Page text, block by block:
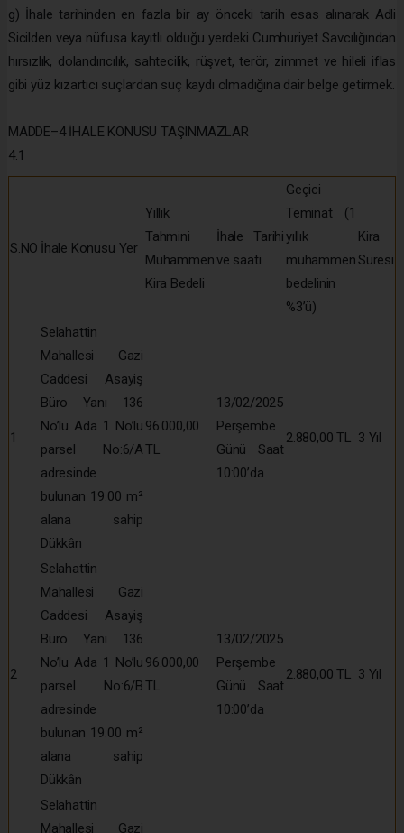
g) İhale tarihinden en fazla bir ay önceki tarih esas alınarak Adli
Sicilden veya nüfusa kayıtlı olduğu yerdeki Cumhuriyet Savcılığından
hırsızlık, dolandırıcılık, sahtecilik, rüşvet, terör, zimmet ve hileli iflas
gibi yüz kızartıcı suçlardan suç kaydı olmadığına dair belge getirmek.
MADDE–4 İHALE KONUSU TAŞINMAZLAR
4.1
S.NO İhale Konusu Yer
Yıllık
Tahmini
Muhammen
Kira Bedeli
İhale Tarihi
ve saati
Geçici
Teminat (1
yıllık
muhammen
bedelinin
%3’ü)
Kira
Süresi
1
Selahattin
Mahallesi Gazi
Caddesi Asayiş
Büro Yanı 136
No’lu Ada 1 No’lu
parsel No:6/A
adresinde
bulunan 19.00 m²
alana sahip
Dükkân
96.000,00
TL
13/02/2025
Perşembe
Günü Saat
10:00’da
2.880,00 TL 3 Yıl
2
Selahattin
Mahallesi Gazi
Caddesi Asayiş
Büro Yanı 136
No’lu Ada 1 No’lu
parsel No:6/B
adresinde
bulunan 19.00 m²
alana sahip
Dükkân
96.000,00
TL
13/02/2025
Perşembe
Günü Saat
10:00’da
2.880,00 TL 3 Yıl
Selahattin
Mahallesi Gazi